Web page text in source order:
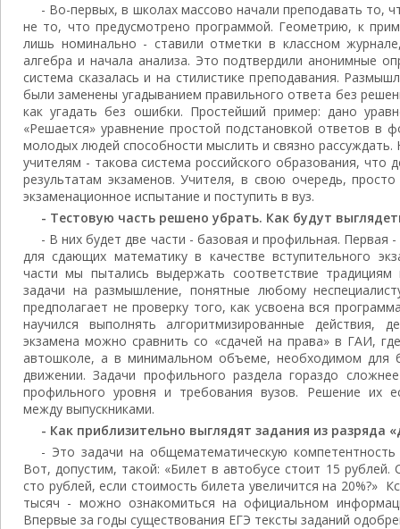
- Во-первых, в школах массово начали преподавать то,
не то, что предусмотрено программой. Геометрию, к
лишь номинально - ставили отметки в классном
алгебра и начала анализа. Это подтвердили анонимные
система сказалась и на стилистике преподавания.
были заменены угадыванием правильного ответа без
как угадать без ошибки. Простейший пример: дано
«Решается» уравнение простой подстановкой ответов в
молодых людей способности мыслить и связно рассуждать.
учителям - такова система российского образования, что
результатам экзаменов. Учителя, в свою очередь,
экзаменационное испытание и поступить в вуз.
- Тестовую часть решено убрать. Как будут
- В них будет две части - базовая и профильная. Первая
для сдающих математику в качестве вступительного
части мы пытались выдержать соответствие традициям
задачи на размышление, понятные любому
предполагает не проверку того, как усвоена вся
научился выполнять алгоритмизированные действия,
экзамена можно сравнить со «сдачей на права» в ГАИ,
автошколе, а в минимальном объеме, необходимом для
движении. Задачи профильного раздела гораздо
профильного уровня и требования вузов. Решение их
между выпускниками.
- Как приблизительно выглядят задания из разряда
- Это задачи на общематематическую
Вот, допустим, такой: «Билет в автобусе стоит 15
сто рублей, если стоимость билета увеличится на 20%?»
тысяч - можно ознакомиться на официальном
Впервые за годы существования ЕГЭ тексты заданий